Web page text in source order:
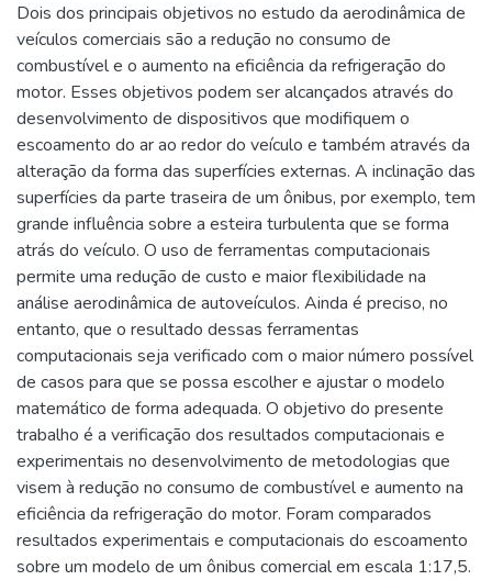
Dois dos principais objetivos no estudo da aerodinâmica de
veículos comerciais são a redução no consumo de
combustível e o aumento na eficiência da refrigeração do
motor. Esses objetivos podem ser alcançados através do
desenvolvimento de dispositivos que modifiquem o
escoamento do ar ao redor do veículo e também através da
alteração da forma das superfícies externas. A inclinação das
superfícies da parte traseira de um ônibus, por exemplo, tem
grande influência sobre a esteira turbulenta que se forma
atrás do veículo. O uso de ferramentas computacionais
permite uma redução de custo e maior flexibilidade na
análise aerodinâmica de autoveículos. Ainda é preciso, no
entanto, que o resultado dessas ferramentas
computacionais seja verificado com o maior número possível
de casos para que se possa escolher e ajustar o modelo
matemático de forma adequada. O objetivo do presente
trabalho é a verificação dos resultados computacionais e
experimentais no desenvolvimento de metodologias que
visem à redução no consumo de combustível e aumento na
eficiência da refrigeração do motor. Foram comparados
resultados experimentais e computacionais do escoamento
sobre um modelo de um ônibus comercial em escala 1:17,5.